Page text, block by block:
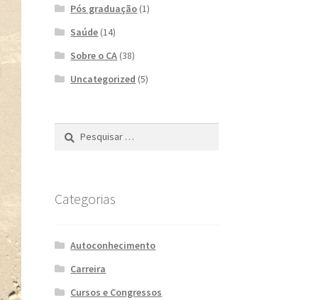
Pós graduação (1)
Saúde (14)
Sobre o CA (38)
Uncategorized (5)
Pesquisar
Categorias
Autoconhecimento
Carreira
Cursos e Congressos